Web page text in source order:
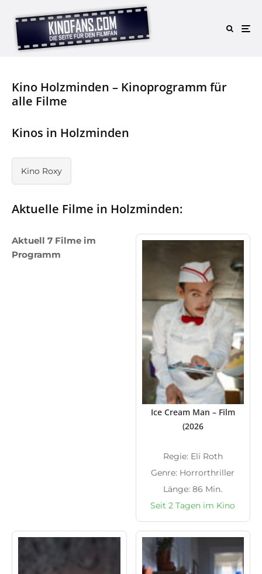
Kino Holzminden – Kinoprogramm für
alle Filme
Kinos in Holzminden
Kino Roxy
Aktuelle Filme in Holzminden:
Aktuell 7 Filme im
Programm
Ice Cream Man – Film
(2026
Regie: Eli Roth
Genre: Horrorthriller
Länge: 86 Min.
Seit 2 Tagen im Kino